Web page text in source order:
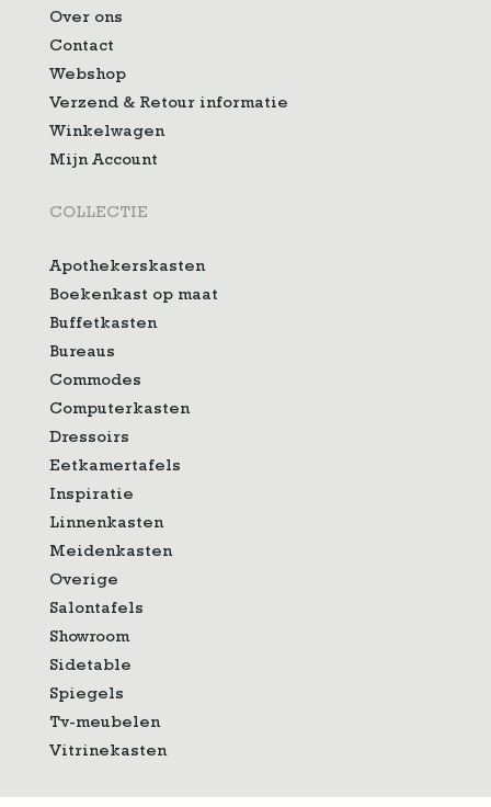
Over ons
Contact
Webshop
Verzend & Retour informatie
Winkelwagen
Mijn Account
COLLECTIE
Apothekerskasten
Boekenkast op maat
Buffetkasten
Bureaus
Commodes
Computerkasten
Dressoirs
Eetkamertafels
Inspiratie
Linnenkasten
Meidenkasten
Overige
Salontafels
Showroom
Sidetable
Spiegels
Tv-meubelen
Vitrinekasten